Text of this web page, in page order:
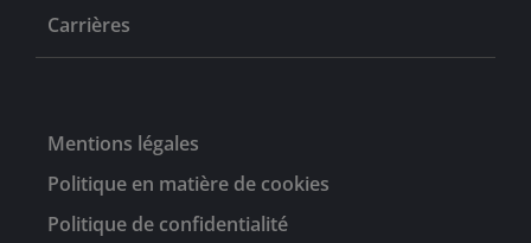
Carrières
Mentions légales
Politique en matière de cookies
Politique de confidentialité